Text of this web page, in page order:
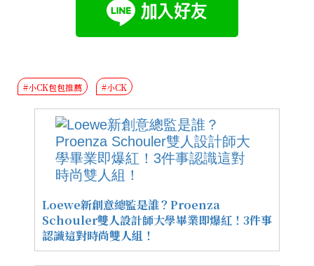
#小CK包包推薦 #小CK
Loewe新創意總監是誰？Proenza
Schouler雙人設計師大學畢業即爆紅！3件事
認識這對時尚雙人組！